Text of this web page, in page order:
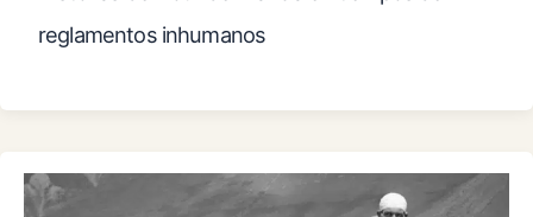
reglamentos inhumanos